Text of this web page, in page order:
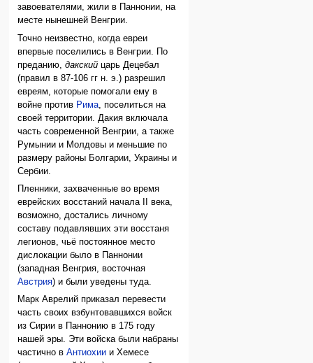
завоевателями, жили в Паннонии, на
месте нынешней Венгрии.
Точно неизвестно, когда евреи
впервые поселились в Венгрии. По
преданию,дакский царь Децебал
(правил в 87-106 гг н. э.) разрешил
евреям, которые помогали ему в
войне против Рима , поселиться на
своей территории. Дакия включала
часть современной Венгрии, а также
Румынии и Молдовы и меньшие по
размеру районы Болгарии, Украины и
Сербии.
Пленники, захваченные во время
еврейских восстаний начала II века,
возможно, достались личному
составу подавлявших эти восстаня
легионов, чьё постоянное место
дислокации было в Паннонии
(западная Венгрия, восточная
Австрия) и были уведены туда.
Марк Аврелий приказал перевести
часть своих взбунтовавшихся войск
из Сирии в Паннонию в 175 году
нашей эры. Эти войска были набраны
частично вАнтиохии и Хемесе